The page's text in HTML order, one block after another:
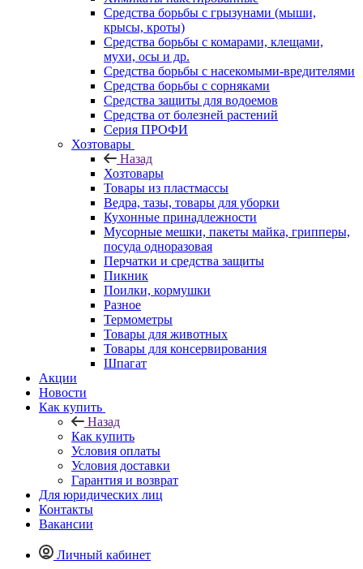
Средства борьбы с грызунами (мыши,
крысы, кроты)
Средства борьбы с комарами, клещами,
мухи, осы и др.
Средства борьбы с насекомыми-вредителями
Средства борьбы с сорняками
Средства защиты для водоемов
Средства от болезней растений
Серия ПРОФИ
Хозтовары
Назад
Хозтовары
Товары из пластмассы
Ведра, тазы, товары для уборки
Кухонные принадлежности
Мусорные мешки, пакеты майка, грипперы,
посуда одноразовая
Перчатки и средства защиты
Пикник
Поилки, кормушки
Разное
Термометры
Товары для животных
Товары для консервирования
Шпагат
Акции
Новости
Как купить
Назад
Как купить
Условия оплаты
Условия доставки
Гарантия и возврат
Для юридических лиц
Контакты
Вакансии
Личный кабинет